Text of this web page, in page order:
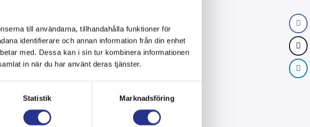
till användarna, tillhandahålla funktioner för
identifierare och annan information från din enhet
med. Dessa kan i sin tur kombinera informationen
in när du har använt deras tjänster.
Statistik Marknadsföring